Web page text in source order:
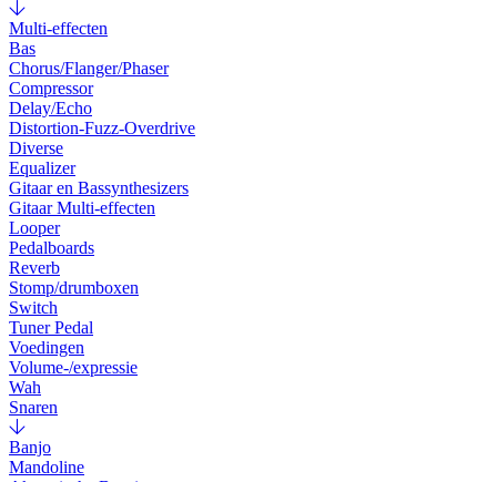
Multi-effecten
Bas
Chorus/Flanger/Phaser
Compressor
Delay/Echo
Distortion-Fuzz-Overdrive
Diverse
Equalizer
Gitaar en Bassynthesizers
Gitaar Multi-effecten
Looper
Pedalboards
Reverb
Stomp/drumboxen
Switch
Tuner Pedal
Voedingen
Volume-/expressie
Wah
Snaren
Banjo
Mandoline